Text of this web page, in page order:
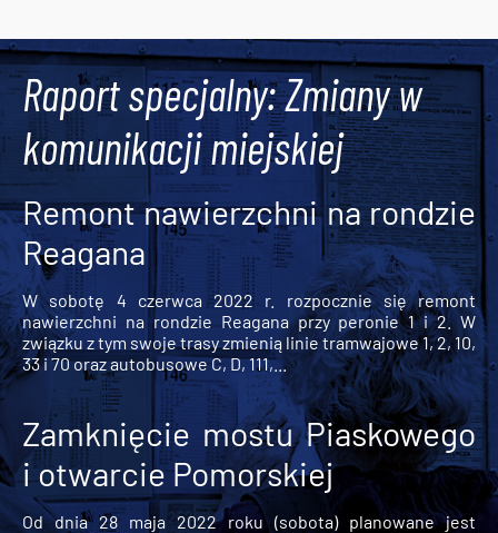
Raport specjalny: Zmiany w
komunikacji miejskiej
Remont nawierzchni na rondzie
Reagana
W sobotę 4 czerwca 2022 r. rozpocznie się remont
nawierzchni na rondzie Reagana przy peronie 1 i 2. W
związku z tym swoje trasy zmienią linie tramwajowe 1, 2, 10,
33 i 70 oraz autobusowe C, D, 111,...
Zamknięcie mostu Piaskowego
i otwarcie Pomorskiej
Od dnia 28 maja 2022 roku (sobota) planowane jest